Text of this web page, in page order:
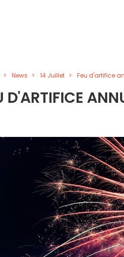
News 14 Juillet Feu d'artifice
D'ARTIFICE